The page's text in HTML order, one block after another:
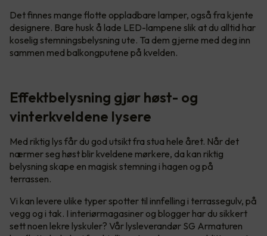
Det finnes mange flotte oppladbare lamper, også fra kjente
designere. Bare husk å lade LED-lampene slik at du alltid har
koselig stemningsbelysning ute. Ta dem gjerne med deg inn
sammen med balkongputene på kvelden.
Effektbelysning gjør høst- og
vinterkveldene lysere
Med riktig lys får du god utsikt fra stua hele året. Når det
nærmer seg høst blir kveldene mørkere, da kan riktig
belysning skape en magisk stemning i hagen og på
terrassen.
Vi kan levere ulike typer spotter til innfelling i terrassegulv, på
vegg og i tak. I interiørmagasiner og blogger har du sikkert
sett noen lekre lyskuler? Vår lysleverandør SG Armaturen